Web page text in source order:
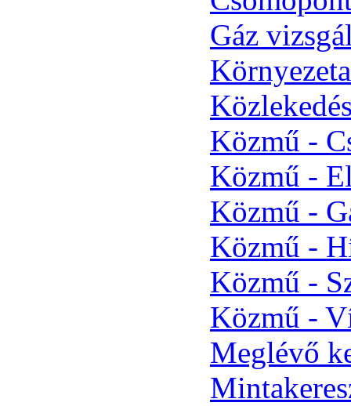
Gáz
Közmű -
Közmű -
Közmű -
Közmű -
Közmű -
Közmű -
Meglévő